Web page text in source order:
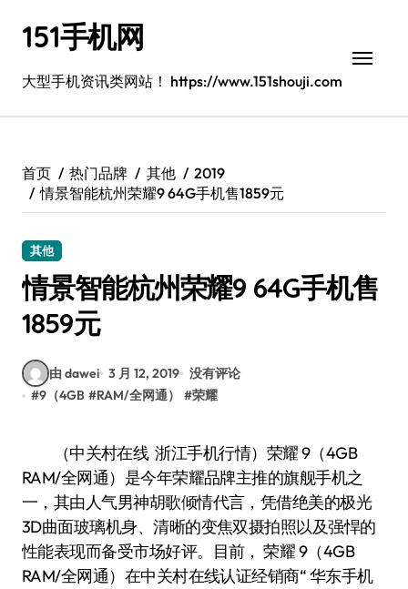
151手机网
大型手机资讯类网站！ https://www.151shouji.com
首页 热门品牌 其他
2019
情景智能杭州荣耀9 64G手机售1859元
其他
情景智能杭州荣耀9 64G手机售
1859元
由 dawei 3 月 12, 2019 没有评论
#9（4GB #RAM/全网通） #荣耀
（中关村在线 浙江手机行情）荣耀 9（4GB
RAM/全网通）是今年荣耀品牌主推的旗舰手机之
一，其由人气男神胡歌倾情代言，凭借绝美的极光
3D曲面玻璃机身、清晰的变焦双摄拍照以及强悍的
性能表现而备受市场好评。目前， 荣耀 9（4GB
RAM/全网通）在中关村在线认证经销商“ 华东手机